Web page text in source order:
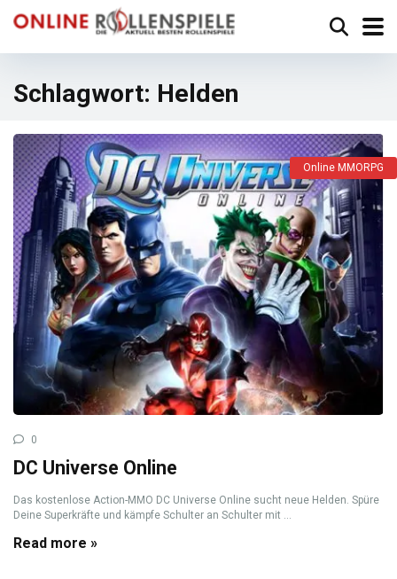
Schlagwort: Helden
Online MMORPG
0
DC Universe Online
Das kostenlose Action-MMO DC Universe Online sucht neue Helden. Spüre
Deine Superkräfte und kämpfe Schulter an Schulter mit ...
Read more »